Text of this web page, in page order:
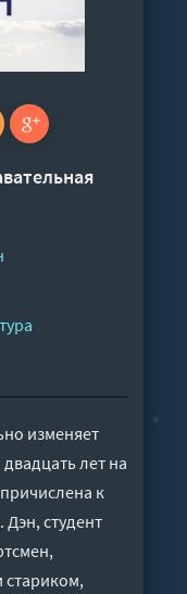
изменяет
лет на
к
Дэн, студент
стариком,